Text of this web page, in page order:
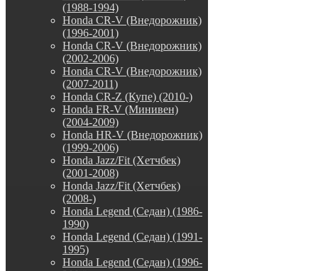
(1988-1994)
Honda CR-V (Внедорожник)
(1996-2001)
Honda CR-V (Внедорожник)
(2002-2006)
Honda CR-V (Внедорожник)
(2007-2011)
Honda CR-Z (Купе) (2010-)
Honda FR-V (Минивен)
(2004-2009)
Honda HR-V (Внедорожник)
(1999-2006)
Honda Jazz/Fit (Хетчбек)
(2001-2008)
Honda Jazz/Fit (Хетчбек)
(2008-)
Honda Legend (Седан) (1986-
1990)
Honda Legend (Седан) (1991-
1995)
Honda Legend (Седан) (1996-